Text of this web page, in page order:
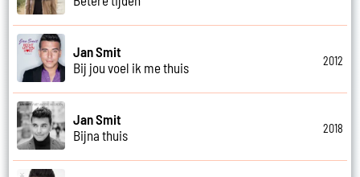
Jan Smit
Bij jou voel ik me thuis
2012
Jan Smit
Bijna thuis
2018